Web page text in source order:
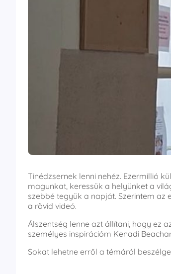
Tinédzsernek lenni nehéz. Ezermillió
magunkat, keressük a helyünket a
szebbé tegyük a napját. Szerintem
a rövid videó.
Álszentség lenne azt állítani, hogy ez
személyes inspirációm Kenadi
Sokat lehetne erről a témáról